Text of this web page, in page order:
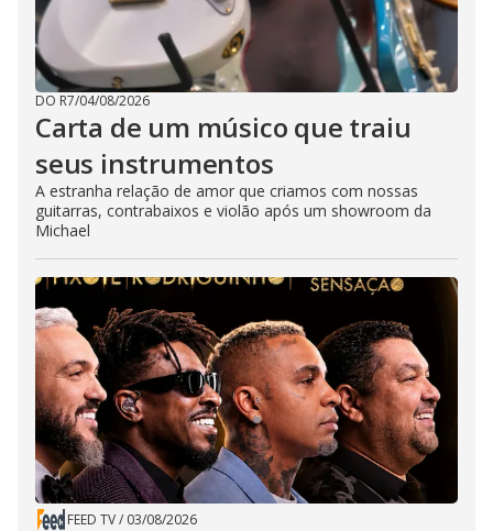
DO R7/04/08/2026
Carta de um músico que traiu
seus instrumentos
A estranha relação de amor que criamos com nossas
guitarras, contrabaixos e violão após um showroom da
Michael
FEED TV/ 03/08/2026